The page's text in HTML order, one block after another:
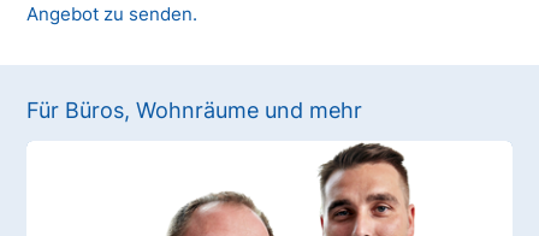
Angebot zu senden.
Für Büros, Wohnräume und mehr